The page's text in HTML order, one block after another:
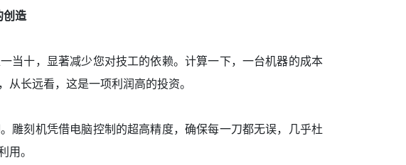
创造
当十，显著减少您对技工的依赖。计算一下，一台机器的成本
长远看，这是一项利润高的投资。
雕刻机凭借电脑控制的超高精度，确保每一刀都无误，几乎杜
用。